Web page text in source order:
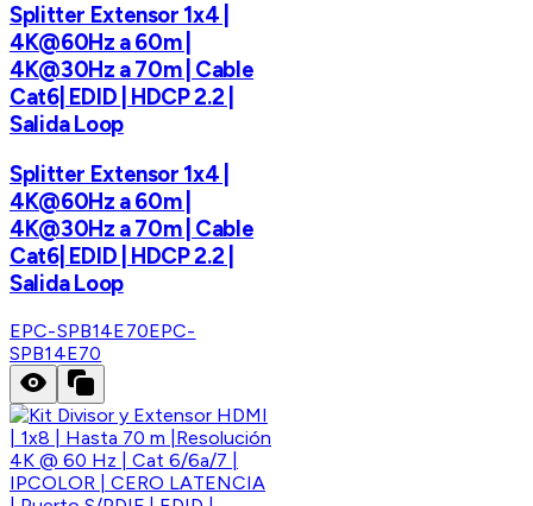
Splitter Extensor 1x4 |
4K@60Hz a 60m |
4K@30Hz a 70m | Cable
Cat6| EDID | HDCP 2.2 |
Salida Loop
Splitter Extensor 1x4 |
4K@60Hz a 60m |
4K@30Hz a 70m | Cable
Cat6| EDID | HDCP 2.2 |
Salida Loop
EPC-SPB14E70EPC-
SPB14E70